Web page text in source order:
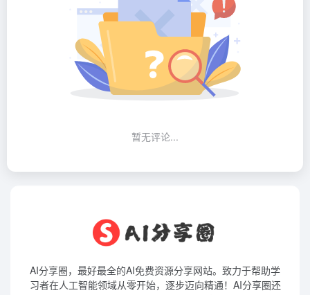
暂无评论...
AI分享圈，最好最全的AI免费资源分享网站。致力于帮助学
习者在人工智能领域从零开始，逐步迈向精通！AI分享圈还